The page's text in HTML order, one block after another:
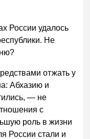
России удалось
Не
отжать у
Абхазию и
— не
с
роль в жизни
России стали и